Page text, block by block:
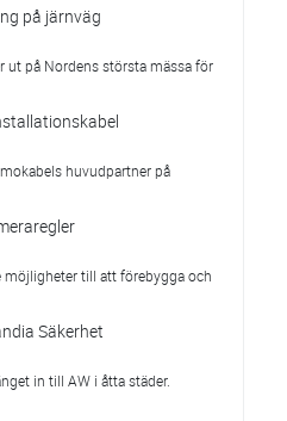
på järnväg
ut på Nordens största mässa för
huvudpartner på
möjligheter till att förebygga och
Säkerhet
in till AW i åtta städer.